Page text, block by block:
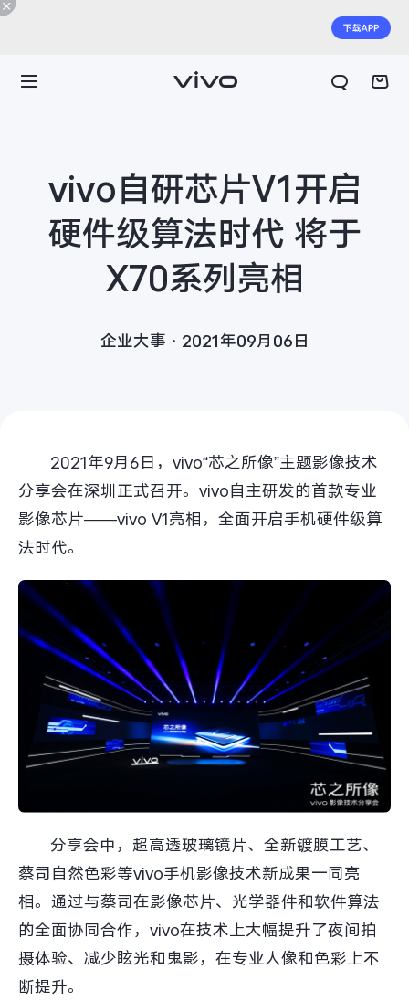
X300 Ultra
X300 Pro X300
S50 Pro mini S50
S30 Pro mini S30
Y600 Turbo Y600 Pro
Y6 Y60
Y500 Pro Y500
iQOO Z11i iQOO 15T
iQOO Z11 iQOO Z11x
vivo 头戴降噪耳机 vivo TWS 5e
vivo自研芯片V1开启
硬件级算法时代 将于
X70系列亮相
企业大事·2021年09月06日
2021年9月6日，vivo“芯之所像”主题影像技术
分享会在深圳正式召开。vivo自主研发的首款专业
影像芯片——vivo V1亮相，全面开启手机硬件级算
法时代。
分享会中，超高透玻璃镜片、全新镀膜工艺、
蔡司自然色彩等vivo手机影像技术新成果一同亮
相。通过与蔡司在影像芯片、光学器件和软件算法
的全面协同合作，vivo在技术上大幅提升了夜间拍
摄体验、减少眩光和鬼影，在专业人像和色彩上不
断提升。